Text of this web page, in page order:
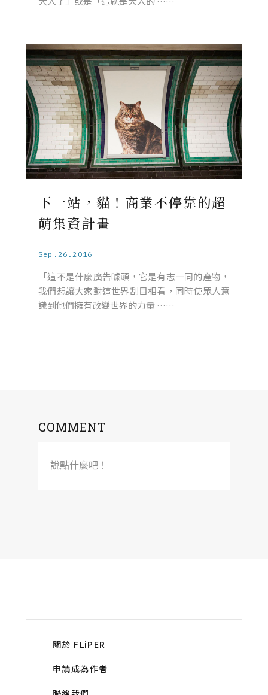
下一站，貓！商業不停靠的超
萌集資計畫
Sep.26.2016
「這不是什麼廣告噱頭，它是有志一同的產物，
我們想讓大家對這世界刮目相看，同時使眾人意
識到他們擁有改變世界的力量 ……
COMMENT
說點什麼吧！
關於 FLiPER
申請成為作者